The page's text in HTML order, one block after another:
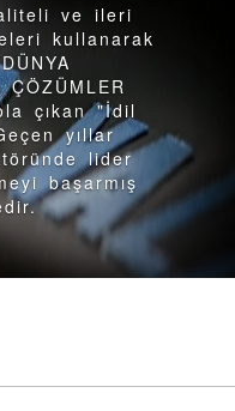
ve ileri
kullanarak
ÇÖZÜMLER
çıkan "İdil
yıllar
lider
başarmış